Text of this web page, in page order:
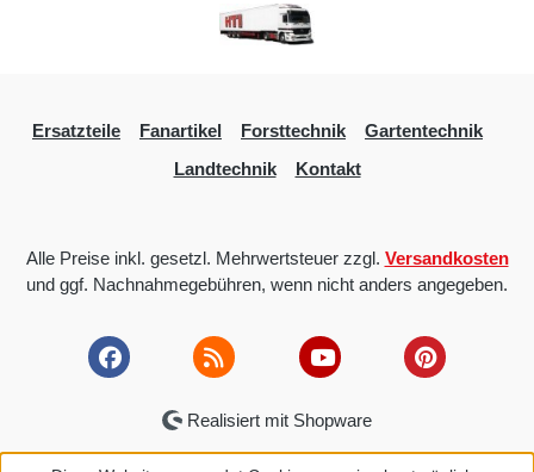
Ersatzteile Fanartikel Forsttechnik
Gartentechnik
Landtechnik
Kontakt
Alle Preise inkl. gesetzl. Mehrwertsteuer zzgl. Versandkosten
und ggf. Nachnahmegebühren, wenn nicht anders angegeben.
Realisiert mit Shopware